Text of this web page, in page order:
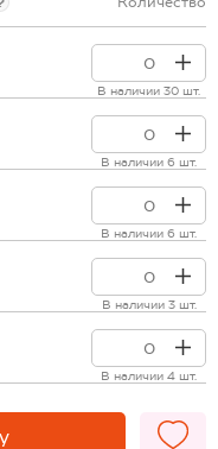
В наличии 30 шт.
В наличии 6 шт.
В наличии 6 шт.
В наличии 3 шт.
В наличии 4 шт.